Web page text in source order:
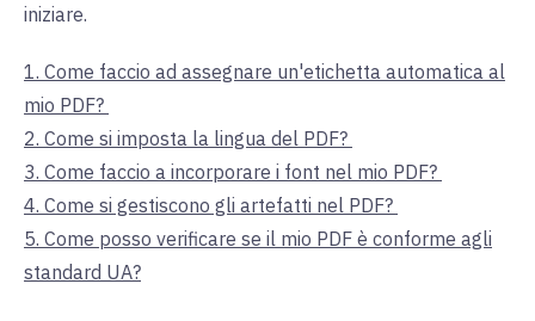
iniziare.
1. Come faccio ad assegnare un'etichetta automatica al
mio PDF?
2. Come si imposta la lingua del PDF?
3. Come faccio a incorporare i font nel mio PDF?
4. Come si gestiscono gli artefatti nel PDF?
5. Come posso verificare se il mio PDF è conforme agli
standard UA?